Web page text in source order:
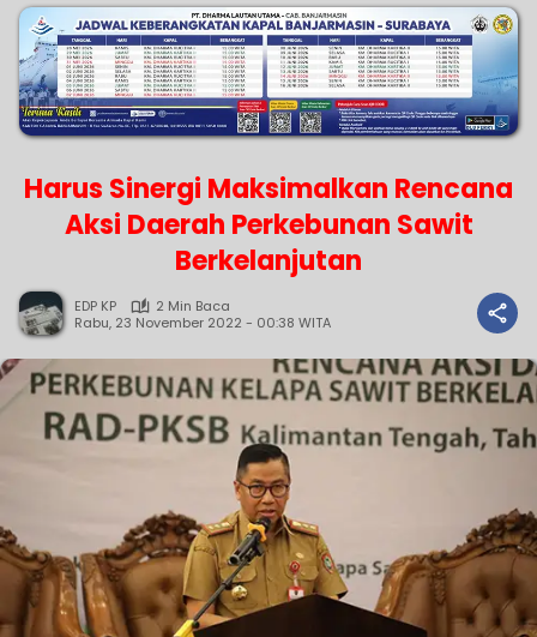
Harus Sinergi Maksimalkan Rencana
Aksi Daerah Perkebunan Sawit
Berkelanjutan
EDP KP
2 Min Baca
Rabu, 23 November 2022 - 00:38 WITA